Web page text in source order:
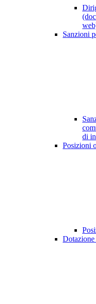
Sanzioni
di
Posizioni
Dotazione